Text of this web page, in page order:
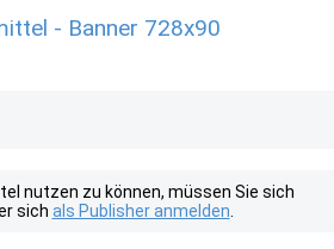
- Banner 728x90
nutzen zu können, müssen Sie sich
sich als Publisher anmelden